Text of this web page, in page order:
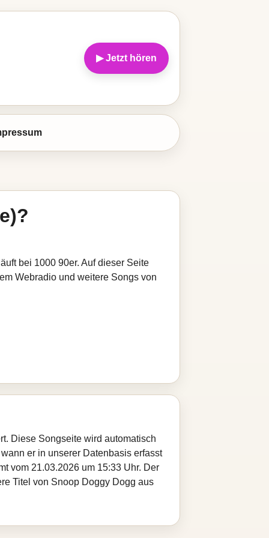
▶ Jetzt hören
bei 1000 90er. Auf dieser Seite
Webradio und weitere Songs von
Diese Songseite wird automatisch
er in unserer Datenbasis erfasst
vom 21.03.2026 um 15:33 Uhr. Der
Titel von Snoop Doggy Dogg aus